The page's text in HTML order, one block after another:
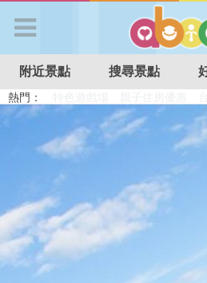
APP登入
首 頁
搜尋景點
好康優惠
附近景點 搜尋景點
熱門：
特色遊戲場
親子住房優惠 台北親子餐廳